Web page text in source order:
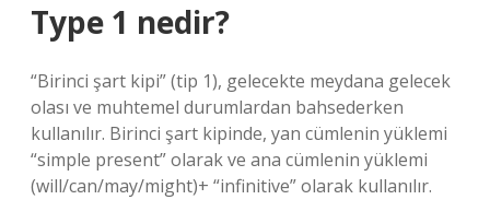
Type 1 nedir?
“Birinci şart kipi” (tip 1), gelecekte meydana gelecek
olası ve muhtemel durumlardan bahsederken
kullanılır. Birinci şart kipinde, yan cümlenin yüklemi
“simple present” olarak ve ana cümlenin yüklemi
(will/can/may/might)+ “infinitive” olarak kullanılır.